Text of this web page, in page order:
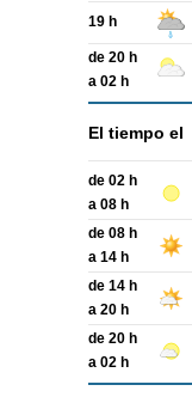
19 h
de 20 h
a 02 h
El tiempo el
de 02 h
a 08 h
de 08 h
a 14 h
de 14 h
a 20 h
de 20 h
a 02 h